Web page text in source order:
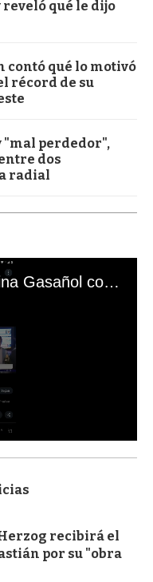
qué le dijo
contó qué lo motivó
récord de su
"mal perdedor",
dos
radial
El mal momento de Yanina Gasañol con un hincha argentino en "Subrayado"
recibirá el
por su "obra